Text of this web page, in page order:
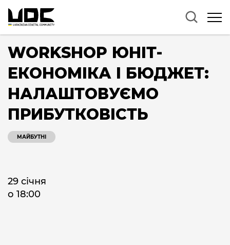
WORKSHOP ЮНІТ-
ЕКОНОМІКА І БЮДЖЕТ:
НАЛАШТОВУЄМО
ПРИБУТКОВІСТЬ
МАЙБУТНІ
29 січня
о 18:00